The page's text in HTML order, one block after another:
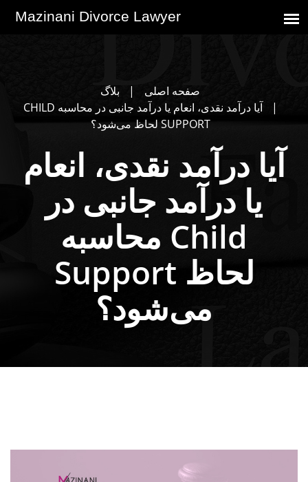
صفحه اصلی
بلاگ
آیا درآمد نقدی، انعام یا درآمد جانبی در محاسبه CHILD
SUPPORT لحاظ می‌شود؟
آیا درآمد نقدی، انعام
یا درآمد جانبی در
محاسبه Child
Support لحاظ
می‌شود؟